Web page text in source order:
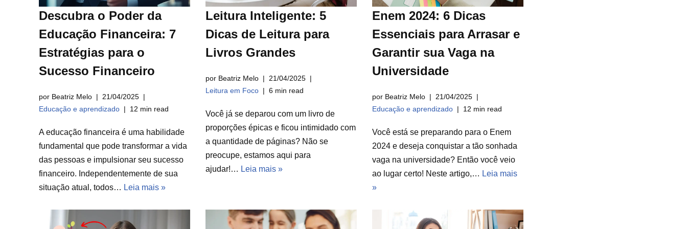
Descubra o Poder da
Educação Financeira: 7
Estratégias para o
Sucesso Financeiro
por Beatriz Melo
21/04/2025
Educação e aprendizado
12 min read
A educação financeira é uma habilidade
fundamental que pode transformar a vida
das pessoas e impulsionar seu sucesso
financeiro. Independentemente de sua
situação atual, todos… Leia mais »
Leitura Inteligente: 5
Dicas de Leitura para
Livros Grandes
por Beatriz Melo
21/04/2025
Leitura em Foco
6 min read
Você já se deparou com um livro de
proporções épicas e ficou intimidado com
a quantidade de páginas? Não se
preocupe, estamos aqui para
ajudar!… Leia mais »
Enem 2024: 6 Dicas
Essenciais para Arrasar e
Garantir sua Vaga na
Universidade
por Beatriz Melo
21/04/2025
Educação e aprendizado
12 min read
Você está se preparando para o Enem
2024 e deseja conquistar a tão sonhada
vaga na universidade? Então você veio
ao lugar certo! Neste artigo,… Leia mais
»